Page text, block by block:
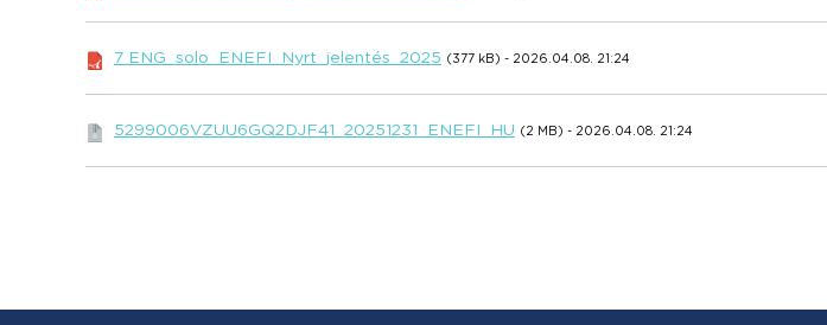
7 ENG_solo_ENEFI_Nyrt_jelentés_2025 (377 kB) - 2026.04.08. 21:24
5299006VZUU6GQ2DJF41_20251231_ENEFI_HU (2 MB) - 2026.04.08. 21:24